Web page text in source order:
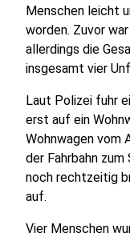
Menschen leicht
worden. Zuvor
allerdings die
insgesamt vier
Laut Polizei fuhr
erst auf ein
Wohnwagen vom
der Fahrbahn
noch rechtzeitig
auf.
Vier Menschen